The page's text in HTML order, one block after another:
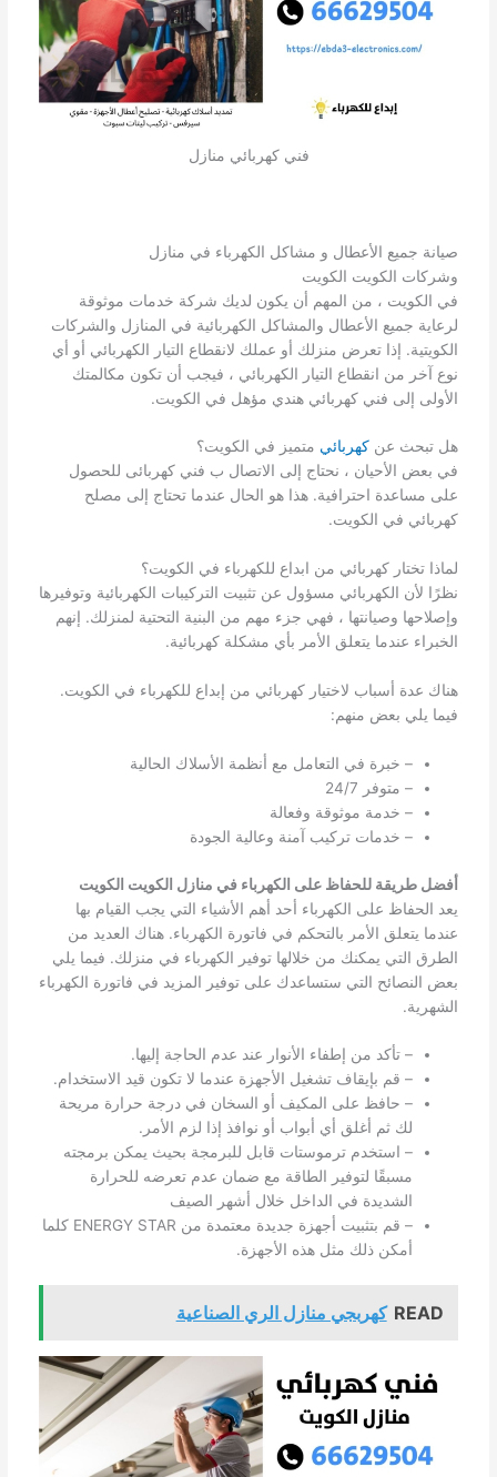
فني كهربائي منازل
صيانة جميع الأعطال و مشاكل الكهرباء في منازل
وشركات الكويت الكويت
في الكويت ، من المهم أن يكون لديك شركة خدمات موثوقة
لرعاية جميع الأعطال والمشاكل الكهربائية في المنازل والشركات
الكويتية. إذا تعرض منزلك أو عملك لانقطاع التيار الكهربائي أو أي
نوع آخر من انقطاع التيار الكهربائي ، فيجب أن تكون مكالمتك
الأولى إلى فني كهربائي هندي مؤهل في الكويت.
هل تبحث عن كهربائي متميز في الكويت؟
في بعض الأحيان ، نحتاج إلى الاتصال ب فني كهربائى للحصول
على مساعدة احترافية. هذا هو الحال عندما تحتاج إلى مصلح
كهربائي في الكويت.
لماذا تختار كهربائي من ابداع للكهرباء في الكويت؟
نظرًا لأن الكهربائي مسؤول عن تثبيت التركيبات الكهربائية وتوفيرها
وإصلاحها وصيانتها ، فهي جزء مهم من البنية التحتية لمنزلك. إنهم
الخبراء عندما يتعلق الأمر بأي مشكلة كهربائية.
هناك عدة أسباب لاختيار كهربائي من إبداع للكهرباء في الكويت.
فيما يلي بعض منهم:
– خبرة في التعامل مع أنظمة الأسلاك الحالية
– متوفر 24/7
– خدمة موثوقة وفعالة
– خدمات تركيب آمنة وعالية الجودة
أفضل طريقة للحفاظ على الكهرباء في منازل الكويت الكويت
يعد الحفاظ على الكهرباء أحد أهم الأشياء التي يجب القيام بها
عندما يتعلق الأمر بالتحكم في فاتورة الكهرباء. هناك العديد من
الطرق التي يمكنك من خلالها توفير الكهرباء في منزلك. فيما يلي
بعض النصائح التي ستساعدك على توفير المزيد في فاتورة الكهرباء
الشهرية.
– تأكد من إطفاء الأنوار عند عدم الحاجة إليها.
– قم بإيقاف تشغيل الأجهزة عندما لا تكون قيد الاستخدام.
– حافظ على المكيف أو السخان في درجة حرارة مريحة
لك ثم أغلق أي أبواب أو نوافذ إذا لزم الأمر.
– استخدم ترموستات قابل للبرمجة بحيث يمكن برمجته
مسبقًا لتوفير الطاقة مع ضمان عدم تعرضه للحرارة
الشديدة في الداخل خلال أشهر الصيف
– قم بتثبيت أجهزة جديدة معتمدة من ENERGY STAR كلما
أمكن ذلك مثل هذه الأجهزة.
READ كهربجي منازل الري الصناعية